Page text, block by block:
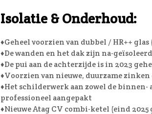
Isolatie & Onderhoud:
♦Geheel voorzien van dubbel / HR++
♦De wanden en het dak zijn na-geïsoleerd
♦De pui aan de achterzijde is in 2023
♦Voorzien van nieuwe, duurzame zinken
♦Het schilderwerk aan zowel de binnen-
professioneel aangepakt
♦Nieuwe Atag CV combi-ketel (eind